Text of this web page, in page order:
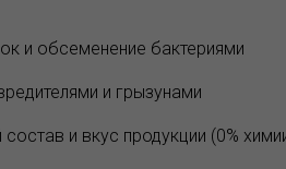
и обсеменение бактериями
и грызунами
и вкус продукции (0%